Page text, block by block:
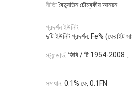
নীতি: বৈদ্যুতিন চৌম্বকীয় আনয়ন
প্রদর্শন ইউনিট:
দুটি ইউনিট প্রদর্শন: Fe% (ফেরাইট
স্ট্যান্ডার্ড: জিবি / টি 1954-2008
সমাধান: 0.1% ফে, 0.1FN